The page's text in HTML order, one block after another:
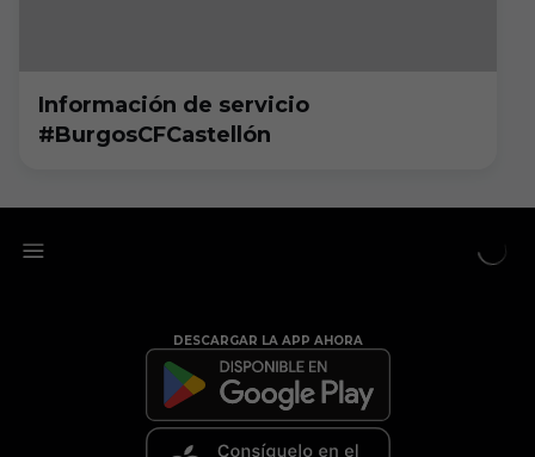
Información de servicio
#BurgosCFCastellón
DESCARGAR LA APP AHORA